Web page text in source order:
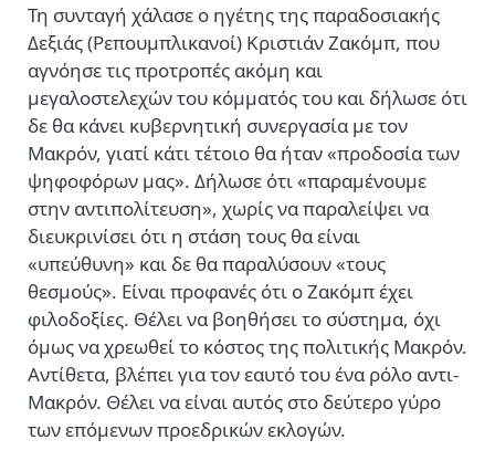
Τη συνταγή χάλασε ο ηγέτης της παραδοσιακής
Δεξιάς (Ρεπουμπλικανοί) Κριστιάν Ζακόμπ, που
αγνόησε τις προτροπές ακόμη και
μεγαλοστελεχών του κόμματός του και δήλωσε ότι
δε θα κάνει κυβερνητική συνεργασία με τον
Μακρόν, γιατί κάτι τέτοιο θα ήταν «προδοσία των
ψηφοφόρων μας». Δήλωσε ότι «παραμένουμε
στην αντιπολίτευση», χωρίς να παραλείψει να
διευκρινίσει ότι η στάση τους θα είναι
«υπεύθυνη» και δε θα παραλύσουν «τους
θεσμούς». Είναι προφανές ότι ο Ζακόμπ έχει
φιλοδοξίες. Θέλει να βοηθήσει το σύστημα, όχι
όμως να χρεωθεί το κόστος της πολιτικής Μακρόν.
Αντίθετα, βλέπει για τον εαυτό του ένα ρόλο αντι-
Μακρόν. Θέλει να είναι αυτός στο δεύτερο γύρο
των επόμενων προεδρικών εκλογών.